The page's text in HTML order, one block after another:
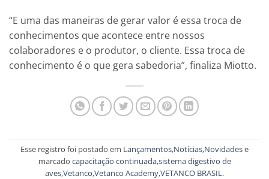
“E uma das maneiras de gerar valor é essa troca de
conhecimentos que acontece entre nossos
colaboradores e o produtor, o cliente. Essa troca de
conhecimento é o que gera sabedoria”, finaliza Miotto.
Esse registro foi postado em Lançamentos,Notícias,Novidadese
marcado capacitação continuada,sistema digestivo de
aves,Vetanco,Vetanco Academy,VETANCO BRASIL.